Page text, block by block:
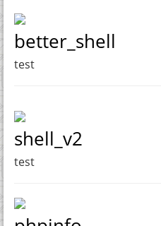
better_shell
test
shell_v2
test